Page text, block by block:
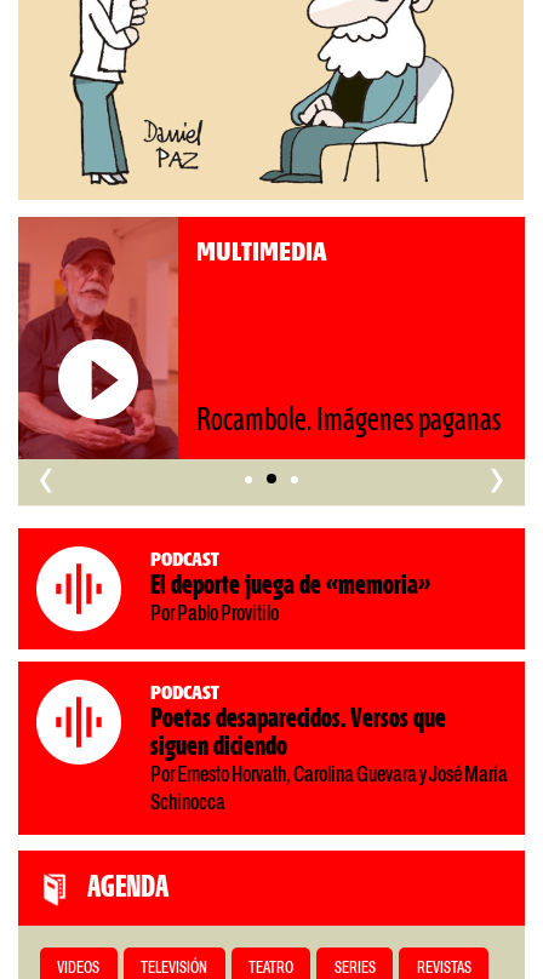
MULTIMEDIA
nos retrocede al siglo XIX»
‹ ›
Podcast
El deporte juega de «memoria»
Por Pablo Provitilo
Podcast
Poetas desaparecidos. Versos que
siguen diciendo
Por Ernesto Horvath, Carolina Guevara y José María
Schinocca
AGENDA
VIDEOS TELEVISIÓN TEATRO SERIES REVISTAS